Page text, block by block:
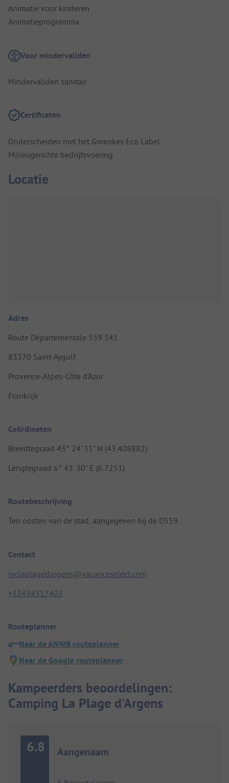
Animatie voor kinderen
Animatieprogramma
Voor mindervaliden
Mindervaliden sanitair
Certificaten
Onderscheiden met het Greenkey Eco Label
Milieugerichte bedrijfsvoering
Locatie
Adres
Route Départementale 559 541
83370 Saint-Aygulf
Provence-Alpes-Côte d'Azur
Frankrijk
Coördinaten
Breedtegraad 43° 24' 31" N (43.408882)
Lengtegraad 6° 43' 30" E (6.7251)
Routebeschrijving
Ten oosten van de stad, aangegeven bij de D559.
Contact
raclaplagedargens@vacanceselect.com
+33494517403
Routeplanner
Naar de ANWB routeplanner
Naar de Google routeplanner
Kampeerders beoordelingen:
Camping La Plage d'Argens
6.8 Aangenaam